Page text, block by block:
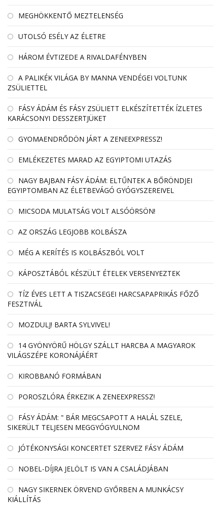
MEGHÖKKENTŐ MEZTELENSÉG
UTOLSÓ ESÉLY AZ ÉLETRE
HÁROM ÉVTIZEDE A RIVALDAFÉNYBEN
A PALIKÉK VILÁGA BY MANNA VENDÉGEI VOLTUNK
ZSÜLIETTEL
FÁSY ÁDÁM ÉS FÁSY ZSÜLIETT ELKÉSZÍTETTÉK ÍZLETES
KARÁCSONYI DESSZERTJÜKET
GYOMAENDRŐDÖN JÁRT A ZENEEXPRESSZ!
EMLÉKEZETES MARAD AZ EGYIPTOMI UTAZÁS
NAGY BAJBAN FÁSY ÁDÁM: ELTŰNTEK A BŐRÖNDJEI
EGYIPTOMBAN AZ ÉLETBEVÁGÓ GYÓGYSZEREIVEL
MICSODA MULATSÁG VOLT ALSÓÖRSÖN!
AZ ORSZÁG LEGJOBB KOLBÁSZA
MÉG A KERÍTÉS IS KOLBÁSZBÓL VOLT
KÁPOSZTÁBÓL KÉSZÜLT ÉTELEK VERSENYEZTEK
TÍZ ÉVES LETT A TISZACSEGEI HARCSAPAPRIKÁS FŐZŐ
FESZTIVÁL
MOZDULJ! BARTA SYLVIVEL!
14 GYÖNYÖRŰ HÖLGY SZÁLLT HARCBA A MAGYAROK
VILÁGSZÉPE KORONÁJÁÉRT
KIROBBANÓ FORMÁBAN
POROSZLÓRA ÉRKEZIK A ZENEEXPRESSZ!
FÁSY ÁDÁM: " BÁR MEGCSAPOTT A HALÁL SZELE,
SIKERÜLT TELJESEN MEGGYÓGYULNOM
JÓTÉKONYSÁGI KONCERTET SZERVEZ FÁSY ÁDÁM
NOBEL-DÍJRA JELÖLT IS VAN A CSALÁDJÁBAN
NAGY SIKERNEK ÖRVEND GYŐRBEN A MUNKÁCSY
KIÁLLÍTÁS